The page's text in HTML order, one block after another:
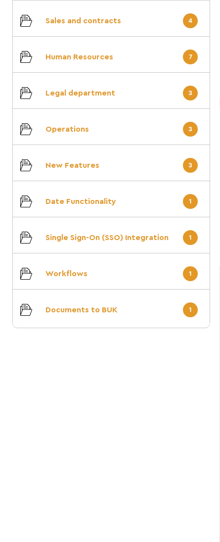
Sales and contracts 4
Human Resources 7
Legal department 3
Operations 3
New Features 3
Date Functionality 1
Single Sign-On (SSO) Integration 1
Workflows 1
Documents to BUK 1